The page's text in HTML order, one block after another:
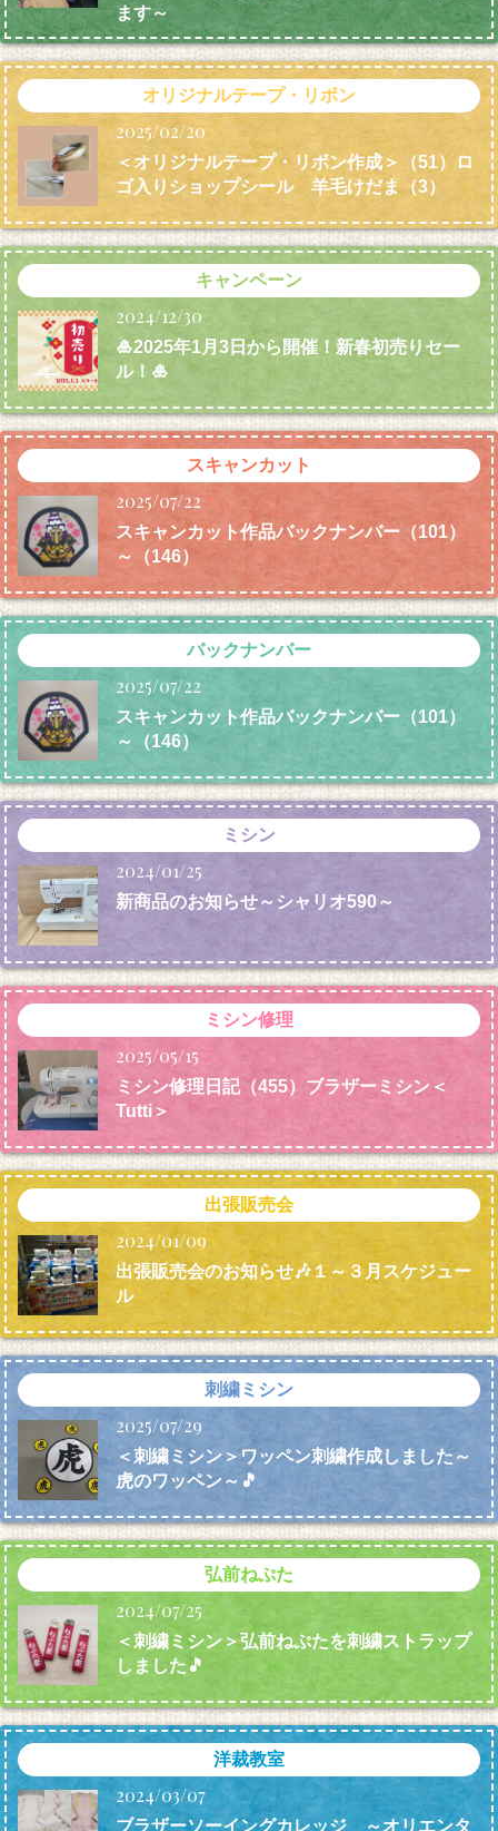
ます～
オリジナルテープ・リボン
2025/02/20
＜オリジナルテープ・リボン作成＞（51）ロ
ゴ入りショップシール 羊毛けだま （3）
キャンペーン
2024/12/30
🎍2025年1月3日から開催！新春初売りセー
ル！🎍
スキャンカット
2025/07/22
スキャンカット作品バックナンバー（101）
～（146）
バックナンバー
2025/07/22
スキャンカット作品バックナンバー（101）
～（146）
ミシン
2024/01/25
新商品のお知らせ～シャリオ590～
ミシン修理
2025/05/15
ミシン修理日記（455）ブラザーミシン＜
Tutti＞
出張販売会
2024/01/09
出張販売会のお知らせ🎶１～３月スケジュー
ル
刺繍ミシン
2025/07/29
＜刺繍ミシン＞ワッペン刺繍作成しました～
虎のワッペン～🎵
弘前ねぷた
2024/07/25
＜刺繍ミシン＞弘前ねぷたを刺繍ストラップ
しました🎵
洋裁教室
2024/03/07
ブラザーソーイングカレッジ ～オリエンタ